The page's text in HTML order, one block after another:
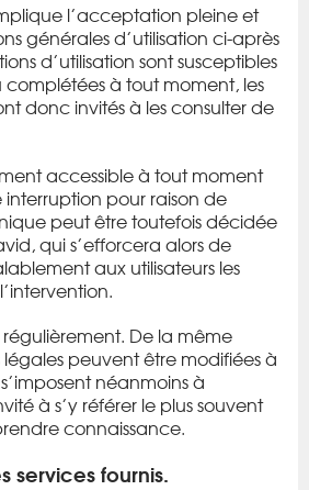
l’acceptation pleine et
générales d’utilisation ci-après
d’utilisation sont susceptibles
complétées à tout moment, les
donc invités à les consulter de
accessible à tout moment
interruption pour raison de
peut être toutefois décidée
qui s’efforcera alors de
aux utilisateurs les
régulièrement. De la même
peuvent être modifiées à
néanmoins à
à s’y référer le plus souvent
connaissance.
services fournis.